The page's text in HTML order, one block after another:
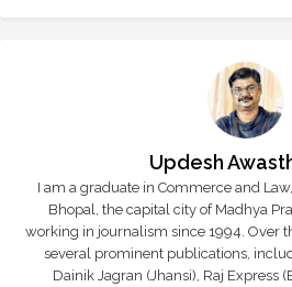
Updesh
I am a graduate in Commerce and
Bhopal, the capital city of Madhya
working in journalism since 1994. Over
several prominent publications,
Dainik Jagran (Jhansi), Raj Express